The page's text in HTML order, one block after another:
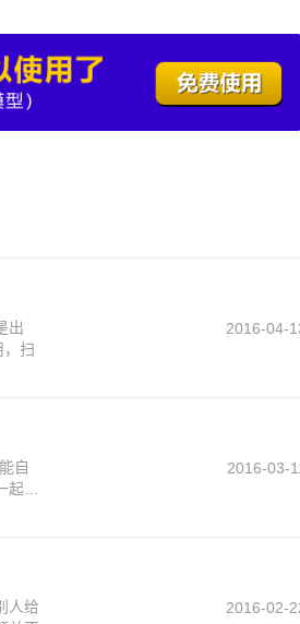
出
，扫
2016-04-
自
来
2016-03-
人给
2016-02-